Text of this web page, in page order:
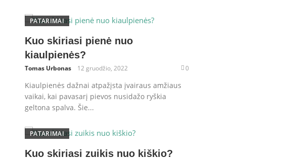
PATARIMAI
Kuo skiriasi pienė nuo
kiaulpienės?
Tomas Urbonas 12 gruodžio, 2022 0
Kiaulpienės dažnai atpažįsta įvairaus amžiaus
vaikai, kai pavasarį pievos nusidažo ryškia
geltona spalva. Šie...
PATARIMAI
Kuo skiriasi zuikis nuo kiškio?